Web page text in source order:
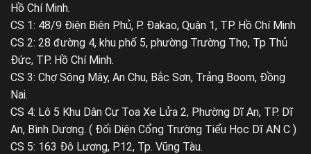
Hồ Chí Minh.
CS 1: 48/9 Điện Biên Phủ, P. Đakao, Quận 1, TP. Hồ Chí Minh
CS 2: 28 đường 4, khu phố 5, phường Trường Thọ, Tp Thủ
Đức, TP. Hồ Chí Minh.
CS 3: Chợ Sông Mây, An Chu, Bắc Sơn, Trảng Boom, Đồng
Nai.
CS 4: Lô 5 Khu Dân Cư Toa Xe Lửa 2, Phường Dĩ An, TP. Dĩ
An, Bình Dương. ( Đối Diện Cổng Trường Tiểu Học Dĩ AN C )
CS 5: 163 Đô Lương, P.12, Tp. Vũng Tàu.